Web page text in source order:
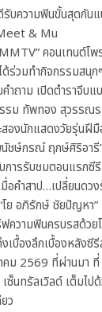
รับความฟินขั้นสุดกัน
& Mu
คอนเทนต์โพ
ร่วมทำกิจกรรมสนุก
ำถาม เปิดตำราจีบ
รม ทัพทอง สุวรรณ
องนักแสดงวัยรุ่นฝี
ษ์กรณ์ ฤกษ์ศิริอารี
ารรับชมตอนแรกซี
คำสาป…เปลี่ยนดวง
ย อภิรักษ์ ชัยปัญหา
ความฟินครบรสด้วย
บื้องลึกเบื้องหลังซีรี
ม 2569 ที่ผ่านมา ที่
ซ็นทรัลเวิลด์ เต็มไป
ว